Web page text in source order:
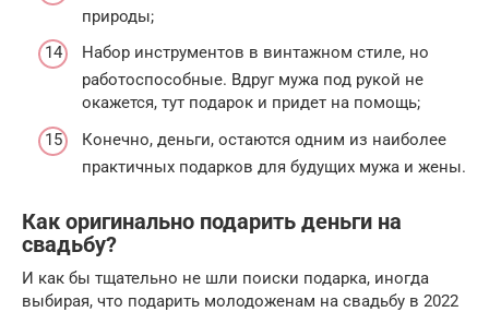
природы;
Набор инструментов в винтажном стиле, но
работоспособные. Вдруг мужа под рукой не
окажется, тут подарок и придет на помощь;
Конечно, деньги, остаются одним из наиболее
практичных подарков для будущих мужа и жены.
Как оригинально подарить деньги на
свадьбу?
И как бы тщательно не шли поиски подарка, иногда
выбирая, что подарить молодоженам на свадьбу в 2022